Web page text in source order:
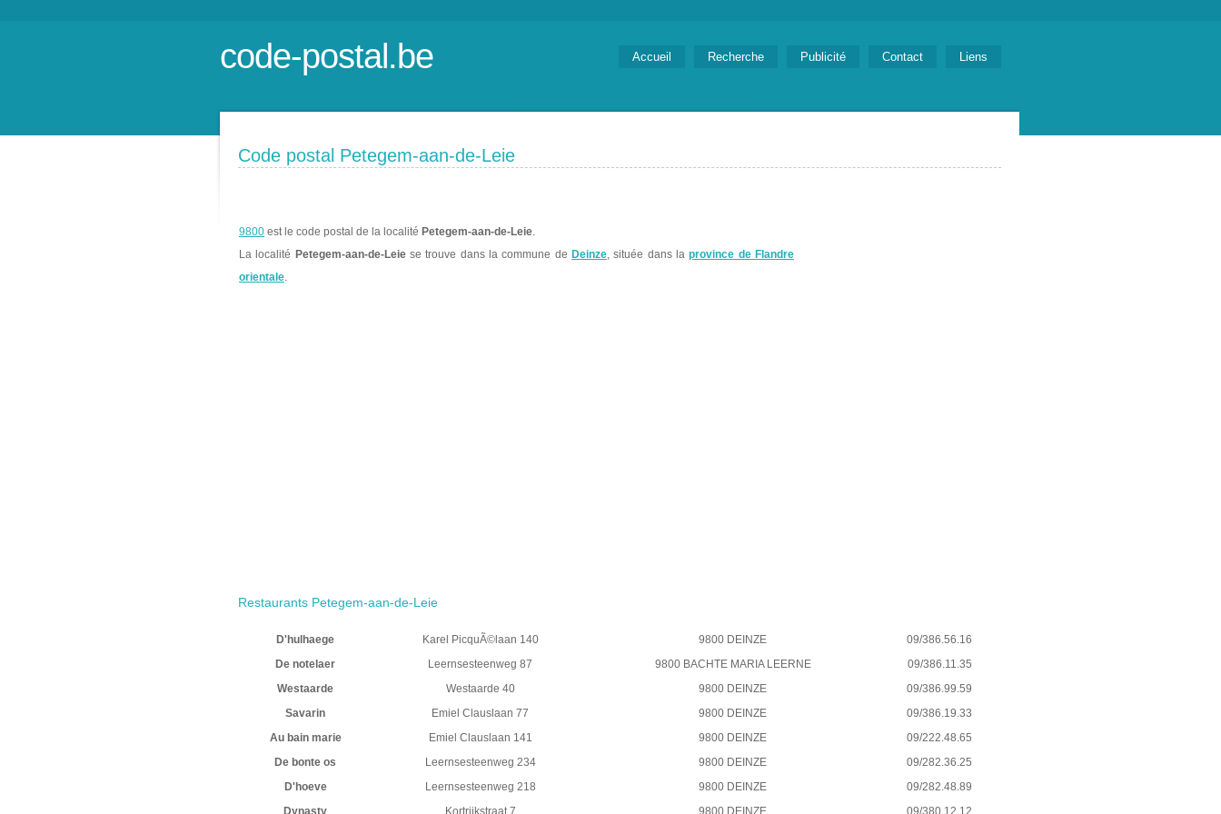
code-postal.be Accueil Recherche Publicité Contact Liens
Code postal Petegem-aan-de-Leie
9800 est le code postal de la localité Petegem-aan-de-Leie.
La localité Petegem-aan-de-Leiese trouve dans la commune de Deinze, située dans laprovince de Flandre
orientale.
Restaurants Petegem-aan-de-Leie
D'hulhaege Karel PicquÃ©laan 140 9800 DEINZE
09/386.56.16
De notelaer
Leernsesteenweg 87 9800 BACHTE MARIA LEERNE
09/386.11.35
Westaarde
Westaarde 40 9800 DEINZE
09/386.99.59
Savarin
Emiel Clauslaan 77 9800 DEINZE
09/386.19.33
Au bain marie
Emiel Clauslaan 141 9800 DEINZE
09/222.48.65
De bonte os
Leernsesteenweg 234 9800 DEINZE
09/282.36.25
D'hoeve
Leernsesteenweg 218 9800 DEINZE
09/282.48.89
Dynasty
Kortrijkstraat 7 9800 DEINZE 09/380.12.12